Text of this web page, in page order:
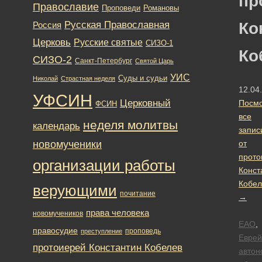
все
от
→
ЕАО,
Православие Проповеди Романовы
Россия Русская Православная
Церковь Русские святые СИЗО-1
СИЗО-2 Санкт-Петербург Святой Царь
Николай Страстная неделя Суды и судьи УИС
УФСИН ФСИН Церковный
календарь неделя молитвы
новомученики
организации работы
верующими почитание
новомучеников права человека
правосудие преступление проповедь
протоиерей Константин Кобелев